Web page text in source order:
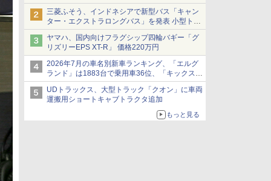
車両を通行可能に
三菱ふそう、インドネシアで新型バス「キャン
ター・エクストラロングバス」を発表 小型トラ
ックベースの観光・旅客輸送向けバス
ヤマハ、国内向けフラグシップ四輪バギー「グ
リズリーEPS XT-R」 価格220万円
2026年7月の車名別新車ランキング、「エルグ
ランド」は1883台で乗用車36位、「キックス」
は2591台で27位に
UDトラックス、大型トラック「クオン」に車両
運搬用ショートキャブトラクタ追加
もっと見る